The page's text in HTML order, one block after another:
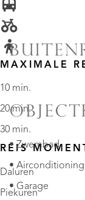
• Zwembad
• Airconditioning
• Garage
MAXIMALE
10 min.
20 min.
30 min.
REIS
Daluren
Piekuren